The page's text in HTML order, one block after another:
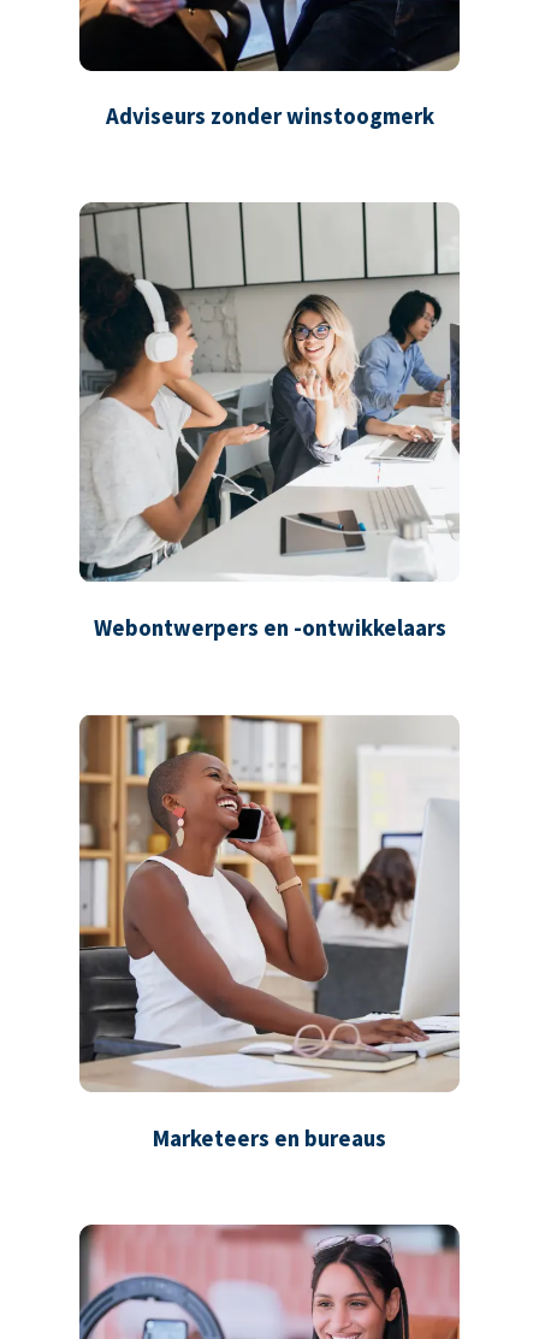
Adviseurs zonder winstoogmerk
Webontwerpers en -ontwikkelaars
Marketeers en bureaus